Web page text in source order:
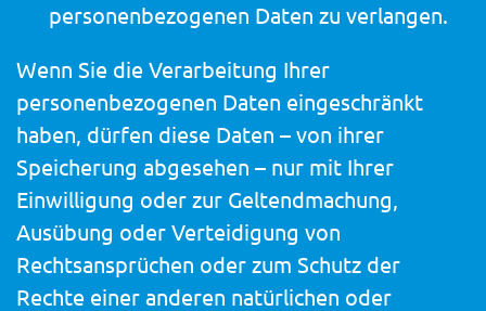
personenbezogenen Daten zu verlangen.
Wenn Sie die Verarbeitung Ihrer
personenbezogenen Daten eingeschränkt
haben, dürfen diese Daten – von ihrer
Speicherung abgesehen – nur mit Ihrer
Einwilligung oder zur Geltendmachung,
Ausübung oder Verteidigung von
Rechtsansprüchen oder zum Schutz der
Rechte einer anderen natürlichen oder